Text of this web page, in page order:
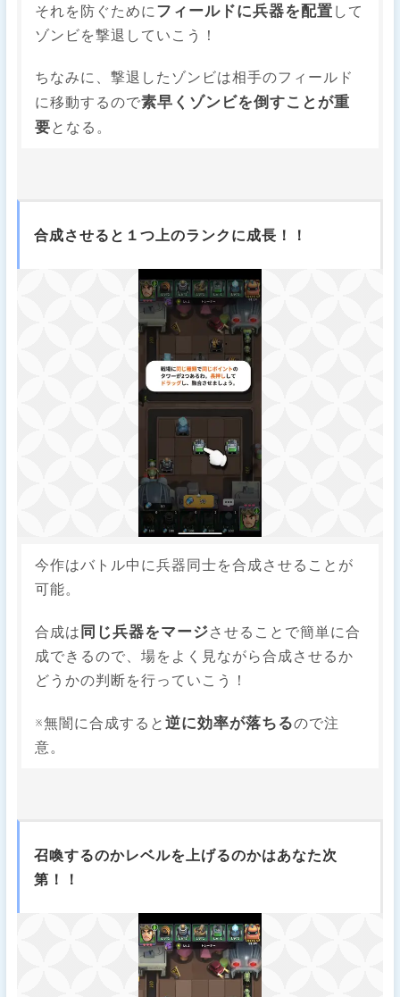
それを防ぐために フィールドに兵器を配置 して
ゾンビを撃退していこう！
ちなみに、撃退したゾンビは相手のフィールド
に移動するので素早くゾンビを倒すことが重
要となる。
合成させると１つ上のランクに成長！！
今作はバトル中に兵器同士を合成させることが
可能。
合成は 同じ兵器をマージさせることで簡単に合
成できるので、場をよく見ながら合成させるか
どうかの判断を行っていこう！
※無闇に合成すると逆に効率が落ちるので注
意。
召喚するのかレベルを上げるのかはあなた次
第！！